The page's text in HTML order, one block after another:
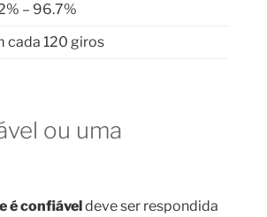
– 96.7%
cada 120 giros
ou uma
é confiáveldeve ser respondida